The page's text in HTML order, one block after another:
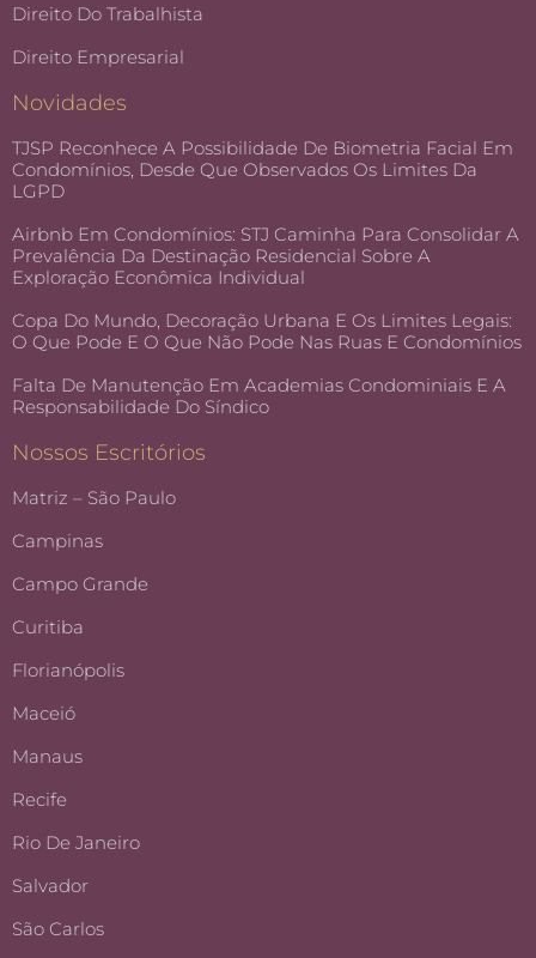
Direito Do Trabalhista
Direito Empresarial
Novidades
TJSP Reconhece A Possibilidade De Biometria Facial Em
Condomínios, Desde Que Observados Os Limites Da
LGPD
Airbnb Em Condomínios: STJ Caminha Para Consolidar A
Prevalência Da Destinação Residencial Sobre A
Exploração Econômica Individual
Copa Do Mundo, Decoração Urbana E Os Limites Legais:
O Que Pode E O Que Não Pode Nas Ruas E Condomínios
Falta De Manutenção Em Academias Condominiais E A
Responsabilidade Do Síndico
Nossos Escritórios
Matriz – São Paulo
Campinas
Campo Grande
Curitiba
Florianópolis
Maceió
Manaus
Recife
Rio De Janeiro
Salvador
São Carlos